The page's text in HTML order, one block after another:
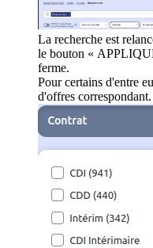
La recherche est
le bouton «
ferme.
Pour certains d'entre
d'offres correspondant.